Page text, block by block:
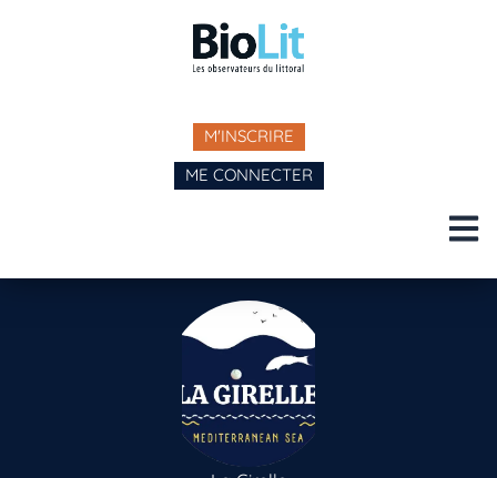
M'INSCRIRE
ME CONNECTER